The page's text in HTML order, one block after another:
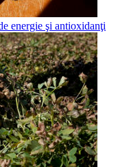
energie şi antioxidanţi